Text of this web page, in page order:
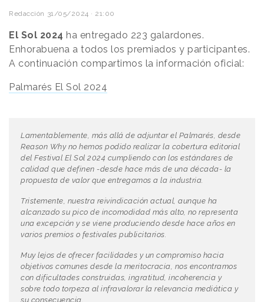
Redacción 31/05/2024 · 21:00
El Sol 2024 ha entregado 223 galardones.
Enhorabuena a todos los premiados y participantes.
A continuación compartimos la información oficial:
Palmarés El Sol 2024
Lamentablemente, más allá de adjuntar el Palmarés, desde
Reason Why no hemos podido realizar la cobertura editorial
del Festival El Sol 2024 cumpliendo con los estándares de
calidad que definen -desde hace más de una década- la
propuesta de valor que entregamos a la industria.
Tristemente, nuestra reivindicación actual, aunque ha
alcanzado su pico de incomodidad más alto, no representa
una excepción y se viene produciendo desde hace años en
varios premios o festivales publicitarios.
Muy lejos de ofrecer facilidades y un compromiso hacia
objetivos comunes desde la meritocracia, nos encontramos
con dificultades construidas, ingratitud, incoherencia y
sobre todo torpeza al infravalorar la relevancia mediática y
su consecuencia.